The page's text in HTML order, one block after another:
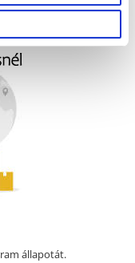
állapotát.